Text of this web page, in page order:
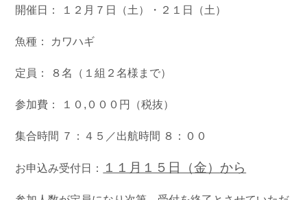
開催日： １２月７日（土）・２１日（土）
魚種： カワハギ
定員： ８名（１組２名様まで）
参加費： １０,０００円（税抜）
集合時間 ７：４５／出航時間 ８：００
お申込み受付日： １１月１５日（金） から